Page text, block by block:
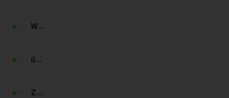
W...
ü...
Z...